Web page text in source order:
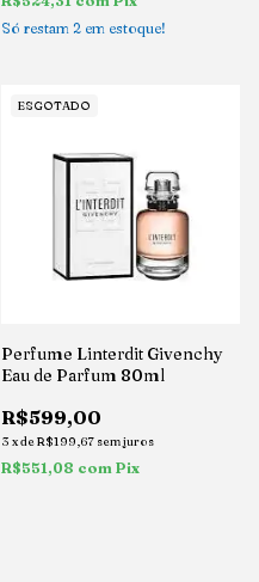
Só restam 2 em estoque!
ESGOTADO
Perfume Linterdit Givenchy
Eau de Parfum 80ml
R$599,00
3 xdeR$199,67 sem juros
R$551,08 com Pix